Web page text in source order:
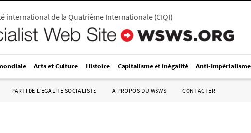
international de la Quatrième Internationale(CIQI)
Arts et Culture Histoire Capitalisme et inégalité Anti-Impérialisme
PARTI DE L’ÉGALITÉ SOCIALISTE A PROPOS DU WSWS CONTACTER